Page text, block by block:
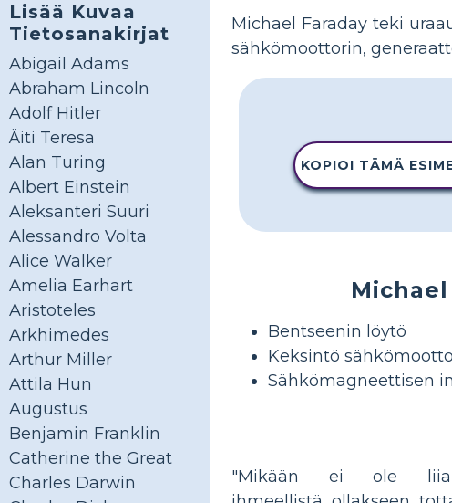
Lisää Kuvaa
Tietosanakirjat
Abigail Adams
Abraham Lincoln
Adolf Hitler
Äiti Teresa
Alan Turing
Albert Einstein
Aleksanteri Suuri
Alessandro Volta
Alice Walker
Amelia Earhart
Aristoteles
Arkhimedes
Arthur Miller
Attila Hun
Augustus
Benjamin Franklin
Catherine the Great
Charles Darwin
Michael Faraday teki
sähkömoottorin,
KOPIOI TÄMÄ
Bentseenin löytö
Keksintö
Sähkömagneettisen
"Mikään ei ole